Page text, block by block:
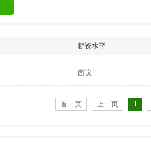
薪资水平
面议
首 页 上一页 1